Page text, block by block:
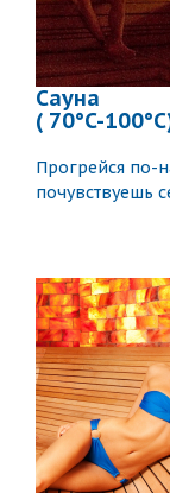
Сауна
( 70°C-
Прогрейся по-
почувствуешь